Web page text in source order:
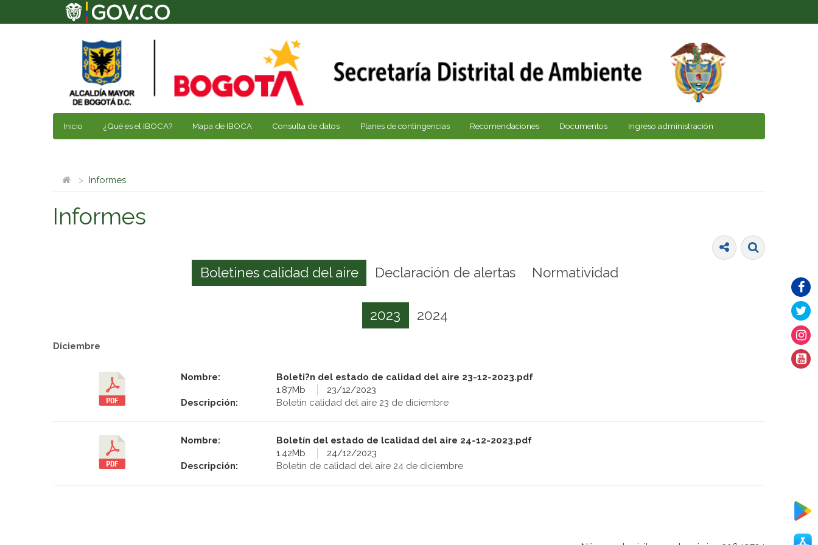
Inicio ¿Qué es el IBOCA? Mapa de IBOCA Consulta de datos Planes de contingencias Recomendaciones Documentos Ingreso administración
Informes
Informes
Boletines calidad del aire Declaración de alertas Normatividad
2023 2024
Diciembre
Nombre:
Boleti?n del estado de calidad del aire 23-12-2023.pdf
1.87Mb
23/12/2023
Descripción:
Boletín calidad del aire 23 de diciembre
Nombre:
Boletín del estado de lcalidad del aire 24-12-2023.pdf
1.42Mb
24/12/2023
Descripción:
Boletín de calidad del aire 24 de diciembre